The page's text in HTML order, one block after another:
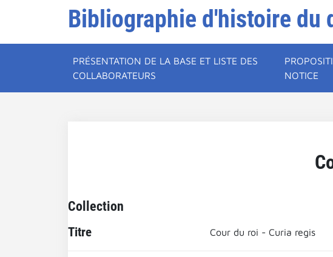
Bibliographie d'histoire du
PRÉSENTATION DE LA BASE ET LISTE DES
COLLABORATEURS
NOTICE
Collection
Titre Cour du roi - Curia regis